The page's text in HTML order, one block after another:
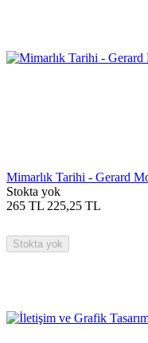
Mimarlık Tarihi - Gerard
Stokta yok
265 TL 225,25 TL
Stokta yok